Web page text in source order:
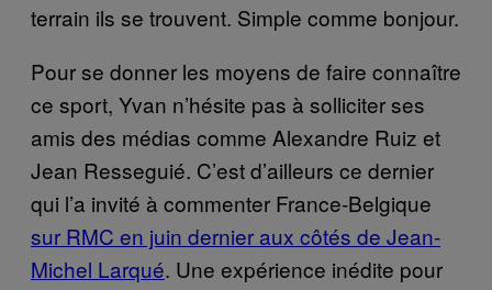
terrain ils se trouvent. Simple comme bonjour.
Pour se donner les moyens de faire connaître
ce sport, Yvan n’hésite pas à solliciter ses
amis des médias comme Alexandre Ruiz et
Jean Resseguié. C’est d’ailleurs ce dernier
qui l’a invité à commenter France-Belgique
sur RMC en juin dernier aux côtés de Jean-
Michel Larqué. Une expérience inédite pour